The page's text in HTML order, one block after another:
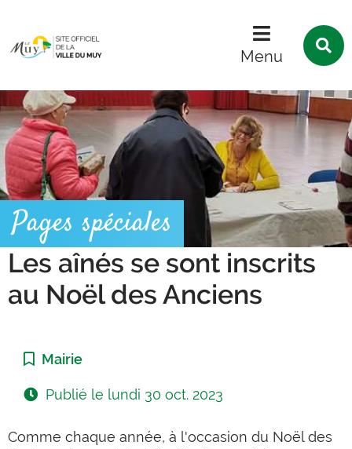
Menu
Pages spéciales
Les aînés se sont inscrits
au Noël des Anciens
Catégorie :
Mairie
Publié le lundi 30 oct. 2023
Comme chaque année, à l'occasion du Noël des